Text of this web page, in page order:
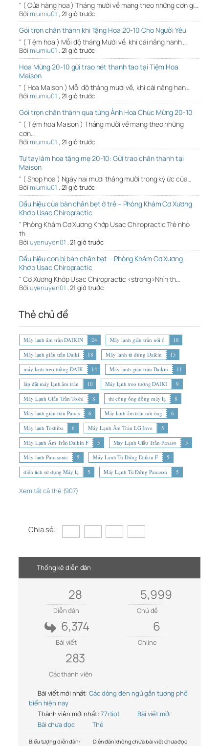
" ( Cửa hàng hoa ) Tháng mười về mang theo những cơn gi…
Bởi miumiu01 , 21 giờ trước
Gói trọn chân thành khi Tặng Hoa 20-10 Cho Người Yêu
" ( Tiệm hoa ) Mỗi độ tháng Mười về, khi cái nắng hanh …
Bởi miumiu01 , 21 giờ trước
Hoa Mừng 20-10 gửi trao nét thanh tao tại Tiệm Hoa
Maison
" ( Hoa Maison ) Mỗi độ tháng mười về, khi cái nắng han…
Bởi miumiu01 , 21 giờ trước
Gói trọn chân thành qua từng Ảnh Hoa Chúc Mừng 20-10
" ( Tiệm hoa Maison ) Tháng mười về mang theo những
cơn…
Bởi miumiu01 , 21 giờ trước
Tự tay làm hoa tặng mẹ 20-10: Gửi trao chân thành tại
Maison
" ( Shop hoa ) Ngày hai mươi tháng mười trong ký ức của…
Bởi miumiu01 , 21 giờ trước
Dấu hiệu của bàn chân bẹt ở trẻ – Phòng Khám Cơ Xương
Khớp Usac Chiropractic
" Phòng Khám Cơ Xương Khớp Usac Chiropractic Trẻ nhỏ
th…
Bởi uyenuyen01 ,21 giờ trước
Dấu hiệu con bị bàn chân bẹt – Phòng Khám Cơ Xương
Khớp Usac Chiropractic
" Cơ Xương Khớp Usac Chiropractic <strong>Nhìn th…
Bởi uyenuyen01 ,21 giờ trước
Thẻ chủ đề
Máy lạnh âm trần DAIKIN 24 Máy lạnh giấu trần nối ố
18
Máy lạnh giấu trần Daiki
18 Máy lạnh tủ đứng Daikin
15
máy lạnh treo tường DAIK
14 Máy lạnh giấu trần Daikin
11
lắp đặt máy lạnh âm trần
10 Máy lạnh treo tường DAIKI
9
Máy Lạnh Giấu Trần Toshi
8 thi công ống đồng máy lạ
8
Máy lạnh giấu trần Panas
6 Máy lạnh âm trần nối ống
6
Máy lạnh Toshiba
6 Máy Lạnh Âm Trần LG Inve
5
Máy Lạnh Âm Trần Daikin F
5 Máy Lạnh Giấu Trần Panaso
5
Máy lạnh Panasonic
5 Máy Lạnh Tủ Đứng Daikin F
5
diện tích sử dụng Máy lạ
5 Máy Lạnh Tủ Đứng Panason 5
Xem tất cả thẻ (907)
Chia sẻ:
Thống kê diễn đàn
28
Diễn đàn
5,999
Chủ đề
6,374
Bài viết
6
Online
283
Các thành viên
Bài viết mới nhất: Các dòng đèn ngủ gắn tường phổ
biến hiện nay
Thành viên mới nhất: 77rtio1
Bài viết mới
Bài chưa đọc
Thẻ
Biểu tượng diễn đàn: Diễn đàn không chứa bài viết chưa đọc